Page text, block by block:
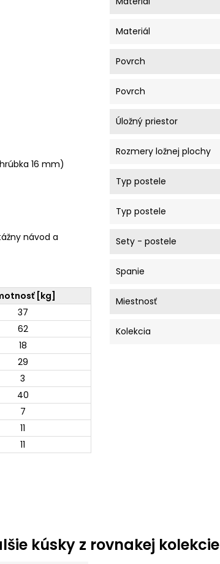
16 mm)
návod a
[kg]
37
62
18
29
3
40
7
11
11
Materiál
Povrch
Povrch
Úložný priestor
Rozmery ložnej plochy
Typ postele
Typ postele
Sety - postele
Spanie
Miestnosť
Kolekcia
kúsky z rovnakej kolekcie